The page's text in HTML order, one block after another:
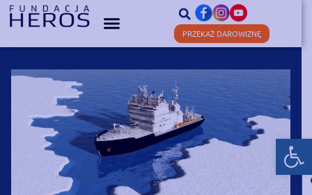
PRZEKAŻ DAROWIZNĘ